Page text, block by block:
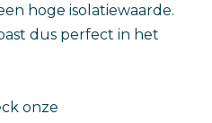
hoge isolatiewaarde.
dus perfect in het
onze